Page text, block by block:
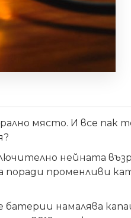
място. И все пак
нейната
променливи
намалява